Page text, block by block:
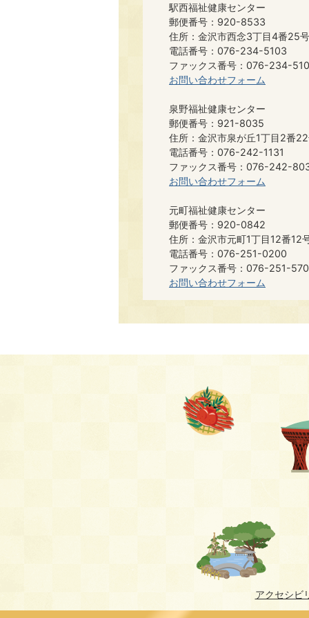
駅西福祉健康センター
郵便番号：920-8533
住所：金沢市西念3丁目4番25号
電話番号：076-234-5103
ファックス番号：076-234-
お問い合わせフォーム
泉野福祉健康センター
郵便番号：921-8035
住所：金沢市泉が丘1丁目2番
電話番号：076-242-1131
ファックス番号：076-242-
お問い合わせフォーム
元町福祉健康センター
郵便番号：920-0842
住所：金沢市元町1丁目12番12
電話番号：076-251-0200
ファックス番号：076-251-
お問い合わせフォーム
アクセシビ